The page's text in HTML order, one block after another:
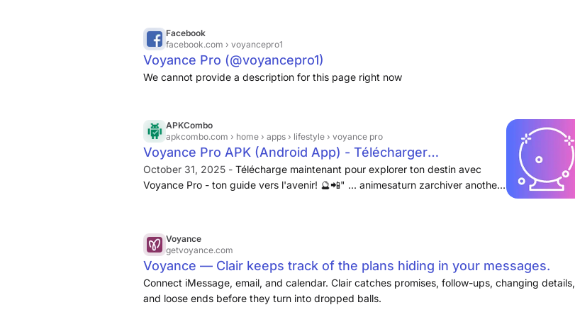
Facebook
facebook.com › voyancepro1
Voyance Pro (@voyancepro1)
We cannot provide a description for this page right now
APKCombo
apkcombo.com › home › apps › lifestyle › voyance pro
Voyance Pro APK (Android App) - Télécharger
Gratuitement
October 31, 2025 - Télécharge maintenant pour explorer ton destin avec
Voyance Pro - ton guide vers l'avenir! 🔮📲" ... animesaturn zarchiver another
Now! ... Tuya- Smart Life, Smart Living Tuya Smart Inc. · Lifestyle ... land area
calculator sm matka only instagram www youtube com tr twitter login スケジ
ュール カレンダー diario digital am jogos para infantil figuras engraçadas que
se mexem translate bahasa jawa halus
Voyance
getvoyance.com
Voyance — Clair keeps track of the plans hiding in your messages.
Connect iMessage, email, and calendar. Clair catches promises, follow-ups, changing details,
and loose ends before they turn into dropped balls.